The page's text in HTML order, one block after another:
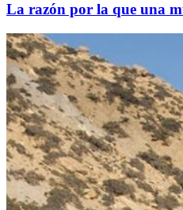
La razón por la que una